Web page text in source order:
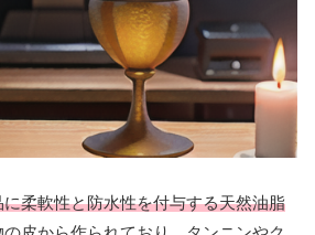
柔軟性と防水性を付与する天然油脂